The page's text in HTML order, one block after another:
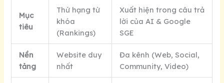
Mục
tiêu
Thứ hạng từ
khóa
(Rankings)
Xuất hiện trong câu trả
lời của AI & Google
SGE
Nền
tảng
Website duy
nhất
Đa kênh (Web, Social,
Community, Video)